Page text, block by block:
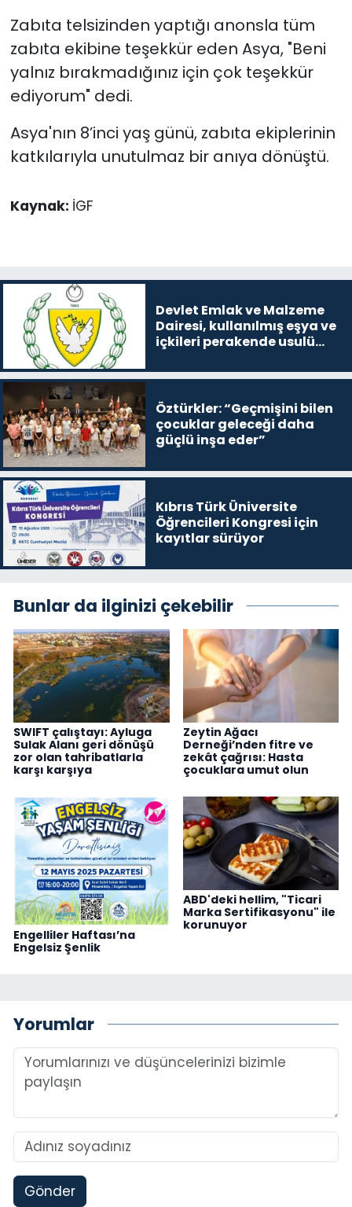
Zabıta telsizinden yaptığı anonsla tüm
zabıta ekibine teşekkür eden Asya, "Beni
yalnız bırakmadığınız için çok teşekkür
ediyorum" dedi.
Asya'nın 8’inci yaş günü, zabıta ekiplerinin
katkılarıyla unutulmaz bir anıya dönüştü.
Kaynak: İGF
Devlet Emlak ve Malzeme
Dairesi, kullanılmış eşya ve
içkileri perakende usulü
Öztürkler: “Geçmişini bilen
çocuklar geleceği daha
güçlü inşa eder”
Kıbrıs Türk Üniversite
Öğrencileri Kongresi için
kayıtlar sürüyor
Bunlar da ilginizi çekebilir
SWIFT çalıştayı: Ayluga
Sulak Alanı geri dönüşü
zor olan tahribatlarla
karşı karşıya
Zeytin Ağacı
Derneği’nden fitre ve
zekât çağrısı: Hasta
çocuklara umut olun
Engelliler Haftası’na
Engelsiz Şenlik
ABD'deki hellim, "Ticari
Marka Sertifikasyonu" ile
korunuyor
Yorumlar
Gönder